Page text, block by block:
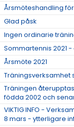
Årsmöteshandling
Glad påsk
Ingen ordinarie
Sommartennis 2021
Årsmöte 2021
Träningsverksamhet
Träningen
födda 2002 och
VIKTIG INFO -
8 mars - ytterligare